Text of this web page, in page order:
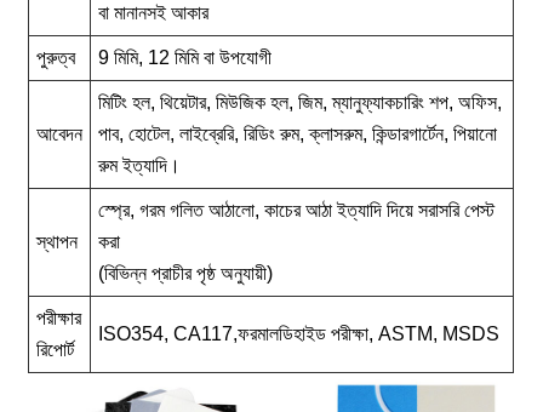
বা মানানসই আকার
পুরুত্ব 9 মিমি, 12 মিমি বা উপযোগী
আবেদন
মিটিং হল, থিয়েটার, মিউজিক হল, জিম, ম্যানুফ্যাকচারিং শপ, অফিস,
পাব, হোটেল, লাইব্রেরি, রিডিং রুম, ক্লাসরুম, কিন্ডারগার্টেন, পিয়ানো
রুম ইত্যাদি।
স্থাপন
স্প্রে, গরম গলিত আঠালো, কাচের আঠা ইত্যাদি দিয়ে সরাসরি পেস্ট
করা
(বিভিন্ন প্রাচীর পৃষ্ঠ অনুযায়ী)
পরীক্ষার
রিপোর্ট
ISO354, CA117,ফরমালডিহাইড পরীক্ষা, ASTM, MSDS